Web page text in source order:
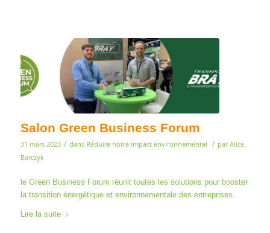
Salon Green Business Forum
31 mars 2023 / dans Réduire notre impact environnemental / parAlice
Barczyk
le Green Business Forum réunit toutes les solutions pour booster
la transition énergétique et environnementale des entreprises.
Lire la suite